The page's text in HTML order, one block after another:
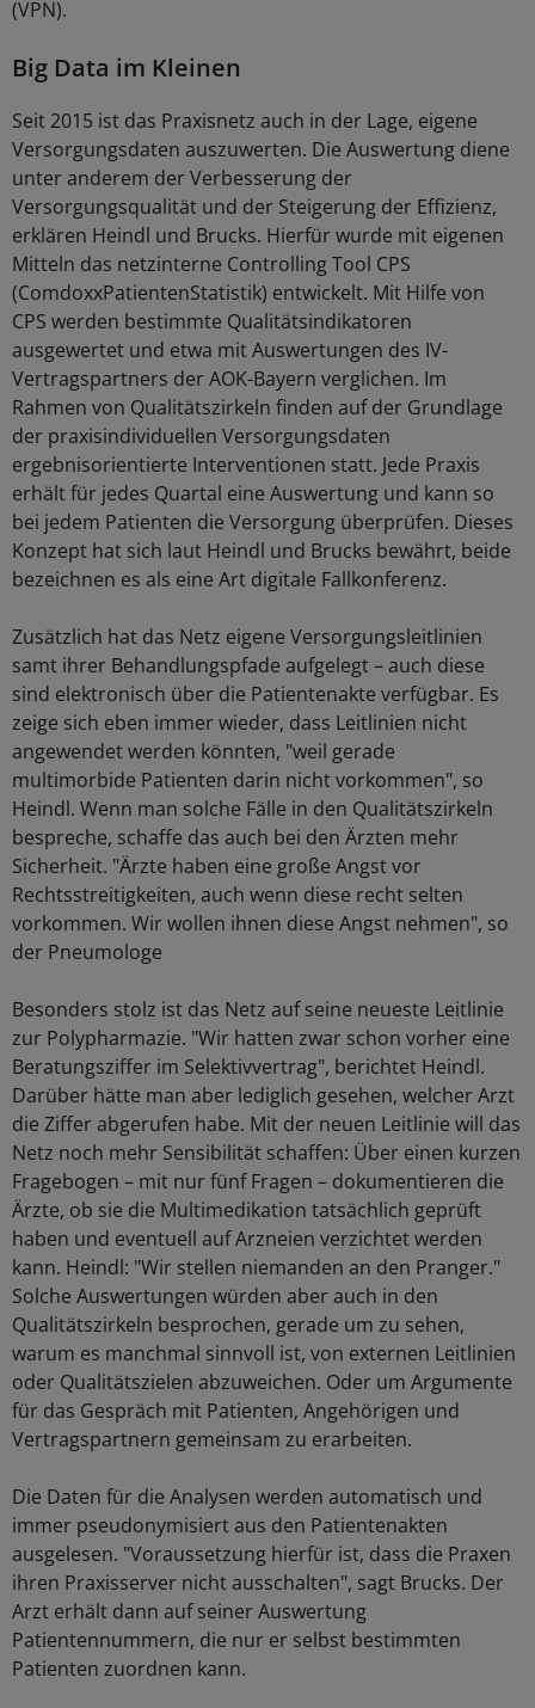
(VPN).
Big Data im Kleinen
Seit 2015 ist das Praxisnetz auch in der Lage, eigene
Versorgungsdaten auszuwerten. Die Auswertung diene
unter anderem der Verbesserung der
Versorgungsqualität und der Steigerung der Effizienz,
erklären Heindl und Brucks. Hierfür wurde mit eigenen
Mitteln das netzinterne Controlling Tool CPS
(ComdoxxPatientenStatistik) entwickelt. Mit Hilfe von
CPS werden bestimmte Qualitätsindikatoren
ausgewertet und etwa mit Auswertungen des IV-
Vertragspartners der AOK-Bayern verglichen. Im
Rahmen von Qualitätszirkeln finden auf der Grundlage
der praxisindividuellen Versorgungsdaten
ergebnisorientierte Interventionen statt. Jede Praxis
erhält für jedes Quartal eine Auswertung und kann so
bei jedem Patienten die Versorgung überprüfen. Dieses
Konzept hat sich laut Heindl und Brucks bewährt, beide
bezeichnen es als eine Art digitale Fallkonferenz.
Zusätzlich hat das Netz eigene Versorgungsleitlinien
samt ihrer Behandlungspfade aufgelegt – auch diese
sind elektronisch über die Patientenakte verfügbar. Es
zeige sich eben immer wieder, dass Leitlinien nicht
angewendet werden könnten, "weil gerade
multimorbide Patienten darin nicht vorkommen", so
Heindl. Wenn man solche Fälle in den Qualitätszirkeln
bespreche, schaffe das auch bei den Ärzten mehr
Sicherheit. "Ärzte haben eine große Angst vor
Rechtsstreitigkeiten, auch wenn diese recht selten
vorkommen. Wir wollen ihnen diese Angst nehmen", so
der Pneumologe
Besonders stolz ist das Netz auf seine neueste Leitlinie
zur Polypharmazie. "Wir hatten zwar schon vorher eine
Beratungsziffer im Selektivvertrag", berichtet Heindl.
Darüber hätte man aber lediglich gesehen, welcher Arzt
die Ziffer abgerufen habe. Mit der neuen Leitlinie will das
Netz noch mehr Sensibilität schaffen: Über einen kurzen
Fragebogen – mit nur fünf Fragen – dokumentieren die
Ärzte, ob sie die Multimedikation tatsächlich geprüft
haben und eventuell auf Arzneien verzichtet werden
kann. Heindl: "Wir stellen niemanden an den Pranger."
Solche Auswertungen würden aber auch in den
Qualitätszirkeln besprochen, gerade um zu sehen,
warum es manchmal sinnvoll ist, von externen Leitlinien
oder Qualitätszielen abzuweichen. Oder um Argumente
für das Gespräch mit Patienten, Angehörigen und
Vertragspartnern gemeinsam zu erarbeiten.
Die Daten für die Analysen werden automatisch und
immer pseudonymisiert aus den Patientenakten
ausgelesen. "Voraussetzung hierfür ist, dass die Praxen
ihren Praxisserver nicht ausschalten", sagt Brucks. Der
Arzt erhält dann auf seiner Auswertung
Patientennummern, die nur er selbst bestimmten
Patienten zuordnen kann.